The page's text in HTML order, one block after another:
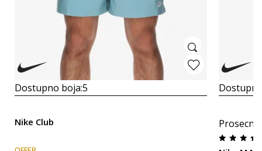
Dostupno boja:5
Nike Club